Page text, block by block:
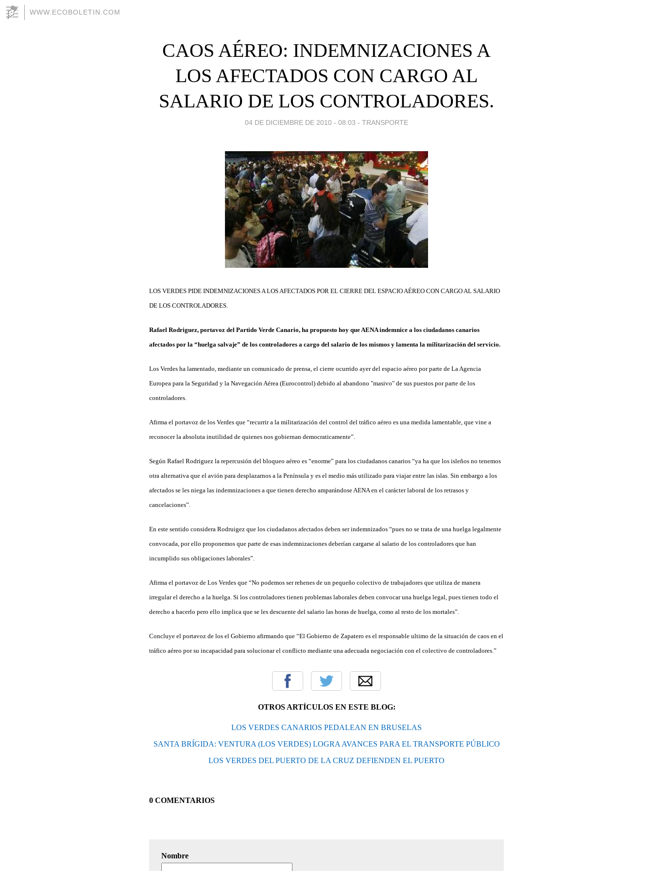
WWW.ECOBOLETIN.COM
CAOS AÉREO: INDEMNIZACIONES A
LOS AFECTADOS CON CARGO AL
SALARIO DE LOS CONTROLADORES.
04 DE DICIEMBRE DE 2010 - 08:03 - TRANSPORTE
LOS VERDES PIDE INDEMNIZACIONES A LOS AFECTADOS POR EL CIERRE DEL ESPACIO AÉREO CON CARGO AL SALARIO
DE LOS CONTROLADORES.
Rafael Rodriguez, portavoz del Partido Verde Canario, ha propuesto hoy que AENA indemnice a los ciudadanos canarios
afectados por la “huelga salvaje” de los controladores a cargo del salario de los mismos y lamenta la militarización del servicio.
Los Verdes ha lamentado, mediante un comunicado de prensa, el cierre ocurrido ayer del espacio aéreo por parte de La Agencia
Europea para la Seguridad y la Navegación Aérea (Eurocontrol) debido al abandono "masivo" de sus puestos por parte de los
controladores.
Afirma el portavoz de los Verdes que “recurrir a la militarización del control del tráfico aéreo es una medida lamentable, que vine a
reconocer la absoluta inutilidad de quienes nos gobiernan democraticamente”.
Según Rafael Rodriguez la repercusión del bloqueo aéreo es “enorme” para los ciudadanos canarios “ya ha que los isleños no tenemos
otra alternativa que el avión para desplazarnos a la Península y es el medio más utilizado para viajar entre las islas. Sin embargo a los
afectados se les niega las indemnizaciones a que tienen derecho amparándose AENA en el carácter laboral de los retrasos y
cancelaciones”.
En este sentido considera Rodruigez que los ciudadanos afectados deben ser indemnizados “pues no se trata de una huelga legalmente
convocada, por ello proponemos que parte de esas indemnizaciones deberían cargarse al salario de los controladores que han
incumplido sus obligaciones laborales”.
Afirma el portavoz de Los Verdes que “No podemos ser rehenes de un pequeño colectivo de trabajadores que utiliza de manera
irregular el derecho a la huelga. Si los controladores tienen problemas laborales deben convocar una huelga legal, pues tienen todo el
derecho a hacerlo pero ello implica que se les descuente del salario las horas de huelga, como al resto de los mortales”.
Concluye el portavoz de los el Gobierno afirmando que “El Gobierno de Zapatero es el responsable ultimo de la situación de caos en el
tráfico aéreo por su incapacidad para solucionar el conflicto mediante una adecuada negociación con el colectivo de controladores.”
OTROS ARTÍCULOS EN ESTE BLOG:
LOS VERDES CANARIOS PEDALEAN EN BRUSELAS
SANTA BRÍGIDA: VENTURA (LOS VERDES) LOGRA AVANCES PARA EL TRANSPORTE PÚBLICO
LOS VERDES DEL PUERTO DE LA CRUZ DEFIENDEN EL PUERTO
0 COMENTARIOS
Nombre